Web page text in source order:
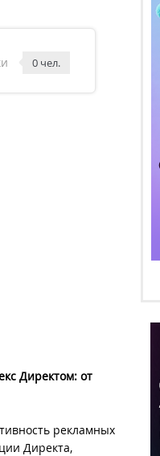
0 чел.
Директом: от
рекламных
Директа,